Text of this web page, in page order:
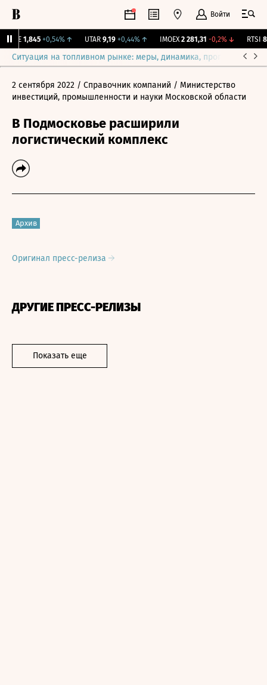
Войти
1,845 +0,54%↑ UTAR 9,19 +0,44%↑ IMOEX 2 281,31 -0,2%↓ RTSI
Ситуация на топливном рынке: меры, динамика, прогнозы
2 сентября 2022 / Справочник компаний / Министерство
инвестиций, промышленности и науки Московской области
В Подмосковье расширили
логистический комплекс
Архив
Оригинал пресс-релиза
ДРУГИЕ ПРЕСС-РЕЛИЗЫ
Показать еще